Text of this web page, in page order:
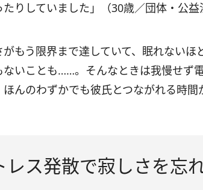
たりしていました」（30歳／団体・公益
がもう限界まで達していて、眠れない
ないことも……。そんなときは我慢せず
ほんのわずかでも彼氏とつながれる時間
レス発散で寂しさを忘